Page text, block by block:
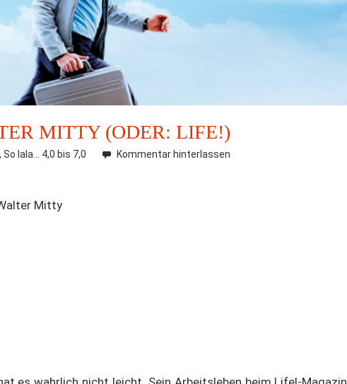
MITTY (ODER: LIFE!)
,So lala... 4,0 bis 7,0 Kommentar hinterlassen
Mitty